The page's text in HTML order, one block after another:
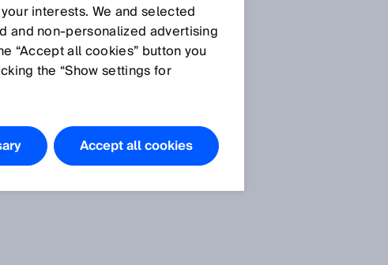
interests. We and selected
and non‑personalized advertising
“Accept all cookies” button you
the “Show settings for
Accept all cookies